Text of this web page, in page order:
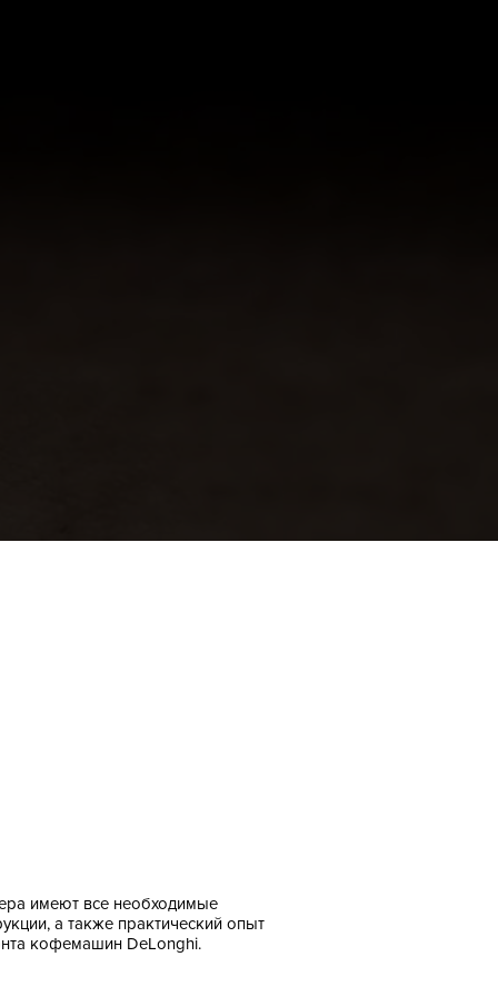
имеют все необходимые
а также практический опыт
кофемашин DeLonghi.